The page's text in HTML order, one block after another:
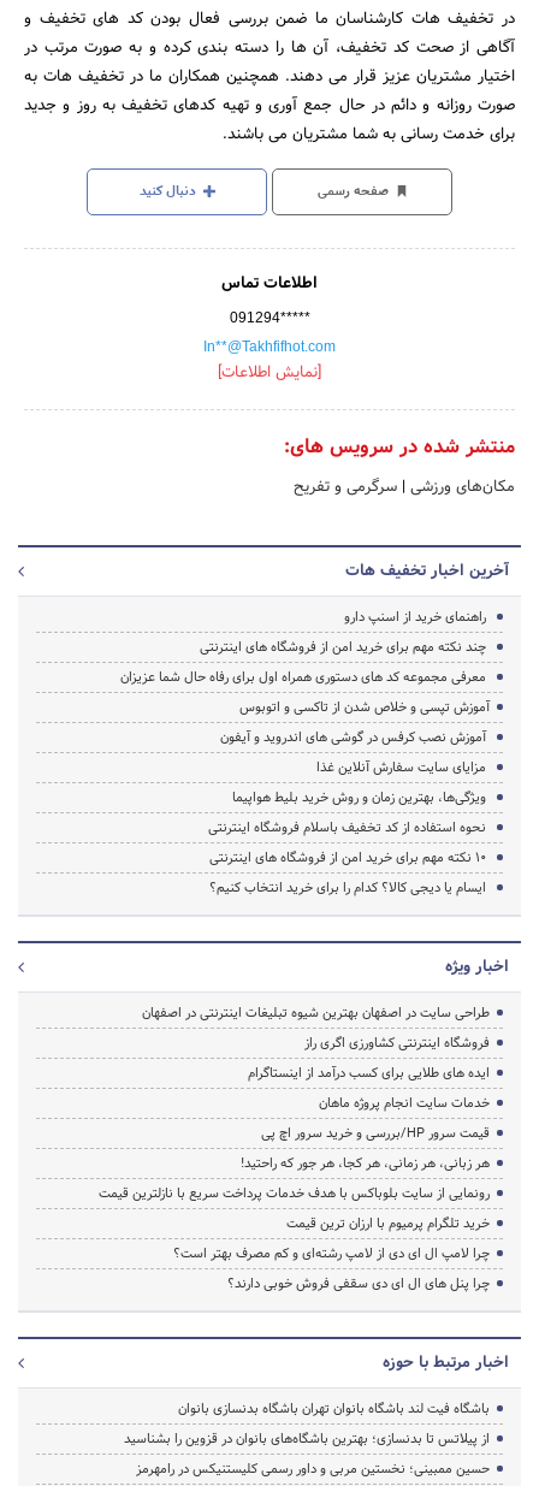
در تخفیف هات کارشناسان ما ضمن بررسی فعال بودن کد های تخفیف و
آگاهی از صحت کد تخفیف، آن ها را دسته بندی کرده و به صورت مرتب در
اختیار مشتریان عزیز قرار می دهند. همچنین همکاران ما در تخفیف هات به
صورت روزانه و دائم در حال جمع آوری و تهیه کدهای تخفیف به روز و جدید
برای خدمت رسانی به شما مشتریان می باشند.
صفحه رسمی دنبال کنید
اطلاعات تماس
091294*****
In**@Takhfifhot.com
[نمایش اطلاعات]
منتشر شده در سرویس های:
مکان‌های ورزشی | سرگرمی و تفریح
آخرین اخبار تخفیف هات
راهنمای خرید از اسنپ دارو
چند نکته مهم برای خرید امن از فروشگاه های اینترنتی
معرفی مجموعه کد های دستوری همراه اول برای رفاه حال شما عزیزان
آموزش تپسی و خلاص شدن از تاکسی و اتوبوس
آموزش نصب کرفس در گوشی های اندروید و آیفون
مزایای سایت سفارش آنلاین غذا
ویژگی‌ها، بهترین زمان و روش خرید بلیط هواپیما
نحوه استفاده از کد تخفیف باسلام فروشگاه اینترنتی
10 نکته مهم برای خرید امن از فروشگاه های اینترنتی
ایسام یا دیجی کالا؟ کدام را برای خرید انتخاب کنیم؟
اخبار ویژه
طراحی سایت در اصفهان بهترین شیوه تبلیغات اینترنتی در اصفهان
فروشگاه اینترنتی کشاورزی اگری راز
ایده های طلایی برای کسب درآمد از اینستاگرام
خدمات سایت انجام پروژه ماهان
قیمت سرور HP/بررسی و خرید سرور اچ پی
هر زبانی، هر زمانی، هر کجا، هر جور که راحتید!
رونمایی از سایت بلوباکس با هدف خدمات پرداخت سریع با نازلترین قیمت
خرید تلگرام پرمیوم با ارزان ترین قیمت
چرا لامپ ال ای دی از لامپ رشته‌ای و کم مصرف بهتر است؟
چرا پنل های ال ای دی سقفی فروش خوبی دارند؟
اخبار مرتبط با حوزه
باشگاه فیت لند باشگاه بانوان تهران باشگاه بدنسازی بانوان
از پیلاتس تا بدنسازی؛ بهترین باشگاه‌های بانوان در قزوین را بشناسید
حسین ممبینی؛ نخستین مربی و داور رسمی کلیستنیکس در رامهرمز